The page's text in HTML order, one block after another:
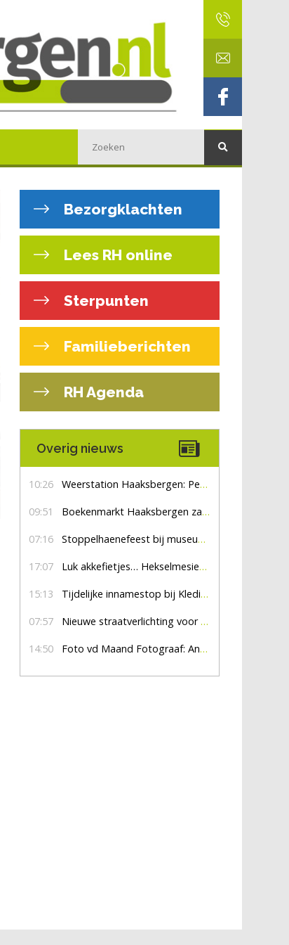
Bezorgklachten
Lees RH online
Sterpunten
Familieberichten
RH Agenda
Overig nieuws
10:26 Weerstation Haaksbergen: Perioden met zon en droog
09:51 Boekenmarkt Haaksbergen zaterdag 8 augustus, marktplein Haaksbergen
07:16 Stoppelhaenefeest bij museum De Lebbenbrugge
17:07 Luk akkefietjes… HekselmesienHarry
15:13 Tijdelijke innamestop bij Kledingbank Stefania
07:57 Nieuwe straatverlichting voor De Veldmaat en De Pas
14:50 Foto vd Maand Fotograaf: Anna Jalving